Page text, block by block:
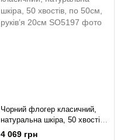
Чорний флогер класичний,
натуральна шкіра, 50 хвостів,
по 50см, руків’я 20см
4 069 грн